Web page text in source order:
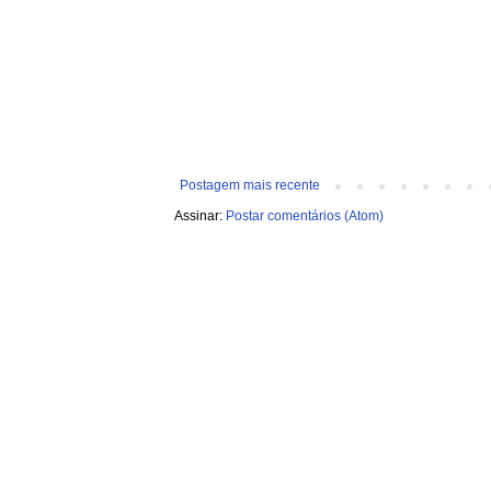
Postagem mais recente
Assinar: Postar comentários (Atom)